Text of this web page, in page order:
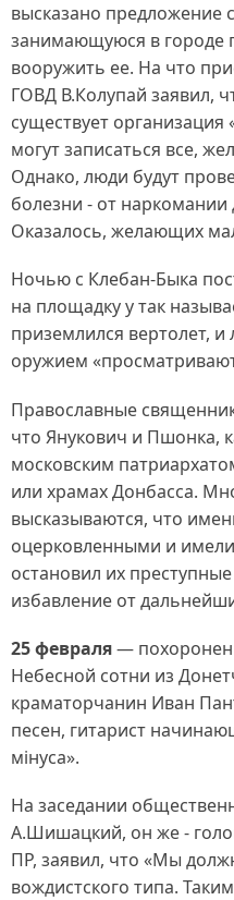
высказано предложение
занимающуюся в городе
вооружить ее. На что
ГОВД В.Колупай заявил,
существует
могут записаться все,
Однако, люди будут
болезни - от наркомании
Оказалось, желающих
Ночью с Клебан-Быка
на площадку у так
приземлился вертолет,
оружием
Православные
что Янукович и Пшонка,
московским
или храмах Донбасса.
высказываются, что
оцерковленными и
остановил их
избавление от
25 февраля— похоронен
Небесной сотни из
краматорчанин Иван
песен, гитарист
мінуса».
На заседании
А.Шишацкий, он же -
ПР, заявил, что «Мы
вождистского типа.